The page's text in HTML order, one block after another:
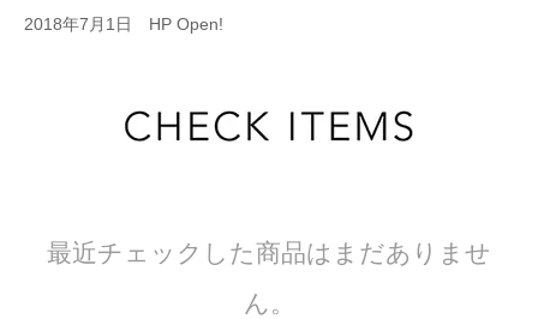
2018年7月1日 HP Open!
最近チェックした商品はまだありませ
ん。